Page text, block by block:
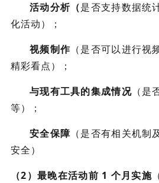
活动分析（是否支持数据统
化活动）；
视频制作 （是否可以进行视
精彩看点）；
与现有工具的集成情况（是
等）；
安全保障 （是否有相关机制
安全）
（2）最晚在活动前 1 个月实施